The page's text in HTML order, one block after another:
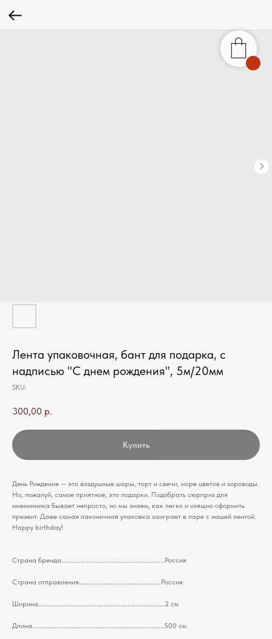
Лента упаковочная, бант для подарка, с
надписью "С днем рождения", 5м/20мм
SKU:
300,00 р.
Купить
День Рождения — это воздушные шары, торт и свечи, море цветов и хороводы.
Но, пожалуй, самое приятное, это подарки. Подобрать сюрприз для
именинника бывает непросто, но мы знаем, как легко и изящно оформить
презент. Даже самая лаконичная упаковка заиграет в паре с нашей лентой.
Happy birthday!
Страна бренда………………………………………………....…..Россия
Страна отправления……………………………..…..……….Россия
Ширина……………………………….…………………………......….2 см
Длина……………………………………………………………...........500 см